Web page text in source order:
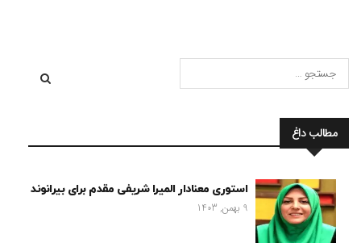
مطالب داغ
استوری معنادار المیرا شریفی مقدم برای بیرانوند
9 بهمن, 1403